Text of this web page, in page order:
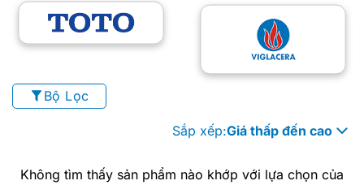
Bộ Lọc
Sắp xếp:Giá thấp đến cao
Không tìm thấy sản phẩm nào khớp với lựa chọn của